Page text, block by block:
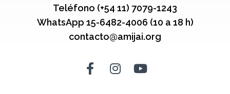
Teléfono (+54 11) 7079-1243
WhatsApp 15-6482-4006 (10 a 18 h)
contacto@amijai.org